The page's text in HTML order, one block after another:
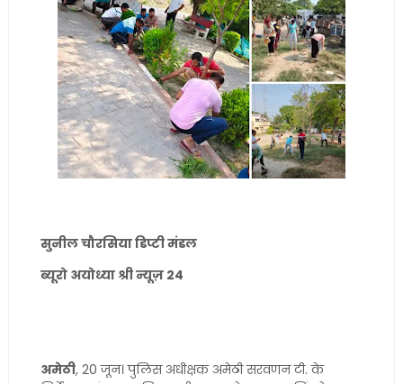
सुनील चौरसिया डिप्टी मंडल
ब्यूरो अयोध्या श्री न्यूज़ 24
अमेठी, 20 जून। पुलिस अधीक्षक अमेठी सरवणन टी. के